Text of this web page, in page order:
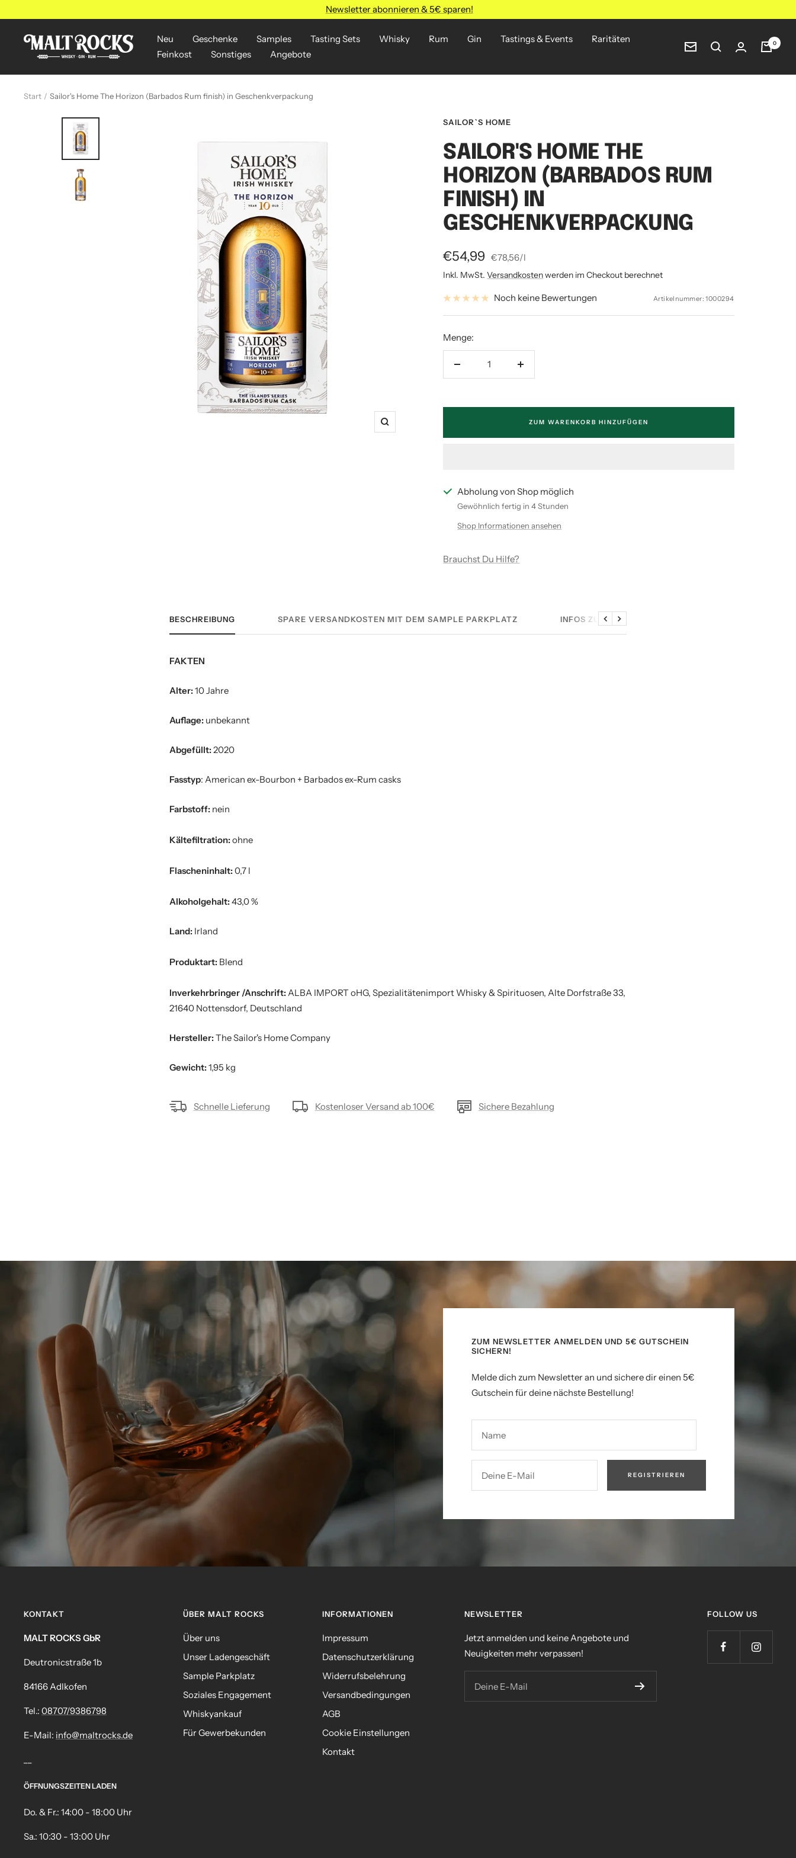
zum
Newsletter abonnieren & 5€ sparen!
Neu Geschenke Samples Tasting Sets Whisky Rum Gin Tastings & Events
Raritäten
Feinkost
Sonstiges Angebote
MALT
ROCKS
Newsletter
0
Start Sailor's Home The Horizon (Barbados Rum finish) in Geschenkverpackung
Zoom
SAILOR`S HOME
SAILOR'S HOME THE
HORIZON (BARBADOS RUM
FINISH) IN
GESCHENKVERPACKUNG
Angebotspreis
€54,99 €78,56/l
Inkl. MwSt.Versandkostenwerden im Checkout berechnet
Noch keine Bewertungen Artikelnummer:1000294
Menge:
Menge
ZUM WARENKORB HINZUFÜGEN
Abholung von Shop möglich
Gewöhnlich fertig in 4 Stunden
Shop Informationen ansehen
Brauchst Du Hilfe?
BESCHREIBUNG SPARE VERSANDKOSTEN MIT DEM SAMPLE PARKPLATZ INFOS ZU DEN SAMPLES
ZurückWeiter
FAKTEN
Alter:10 Jahre
Auflage: unbekannt
Abgefüllt:2020
Fasstyp: American ex-Bourbon + Barbados ex-Rum casks
Farbstoff: nein
Kältefiltration:ohne
Flascheninhalt:0,7 l
Alkoholgehalt:43,0 %
Land: Irland
Produktart: Blend
Inverkehrbringer /Anschrift:ALBA IMPORT oHG, Spezialitätenimport Whisky & Spirituosen, Alte Dorfstraße 33,
21640 Nottensdorf, Deutschland
Hersteller:The Sailor's Home Company
Gewicht:1,95 kg
Schnelle Lieferung Kostenloser Versand ab 100€ Sichere Bezahlung
ZUM NEWSLETTER ANMELDEN UND 5€ GUTSCHEIN
SICHERN!
Melde dich zum Newsletter an und sichere dir einen 5€
Gutschein für deine nächste Bestellung!
Name
Deine E-Mail REGISTRIEREN
KONTAKT
MALT ROCKS GbR
Deutronicstraße 1b
84166 Adlkofen
Tel.: 08707/9386798
E-Mail: info@maltrocks.de
ÖFFNUNGSZEITEN LADEN
Do. & Fr.: 14:00 - 18:00 Uhr
Sa.: 10:30 - 13:00 Uhr
ÜBER MALT ROCKS
Über uns
Unser Ladengeschäft
Sample Parkplatz
Soziales Engagement
Whiskyankauf
Für Gewerbekunden
INFORMATIONEN
Impressum
Datenschutzerklärung
Widerrufsbelehrung
Versandbedingungen
AGB
Cookie Einstellungen
Kontakt
NEWSLETTER
Jetzt anmelden und keine Angebote und
Neuigkeiten mehr verpassen!
Deine E-Mail
FOLLOW US